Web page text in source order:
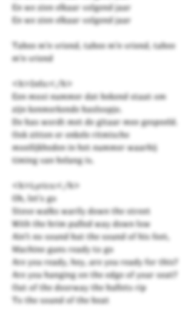
En we zien elkaar volgend jaar
En we zien elkaar volgend jaar
Tabee m'n vriend, tabee m'n vriend, tabee
m'n vriend
<b>Info:</b>
Een mooi nummer dat bekend staat om
zijn kenmerkende basloopje.
De bas wordt met de gitaar mee gespeeld.
Ook zitten er enkele ritmische
moeilijkheden in het nummer waarbij
timing van belang is.
<b>Lyrics:</b>
Oh, let's go
Steve walks warily down the street
With the brim pulled way down low
Ain't no sound but the sound of his feet,
Machine guns ready to go
Are you ready, hey, are you ready for this?
Are you hanging on the edge of your seat?
Out of the doorway the bullets rip
To the sound of the beat